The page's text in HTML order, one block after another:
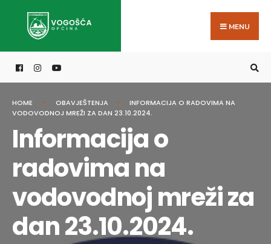
MENU
HOME OBAVJEŠTENJA
INFORMACIJA O RADOVIMA NA
VODOVODNOJ MREŽI ZA DAN 23.10.2024.
Informacija o
radovima na
vodovodnoj mreži za
dan 23.10.2024.
for: